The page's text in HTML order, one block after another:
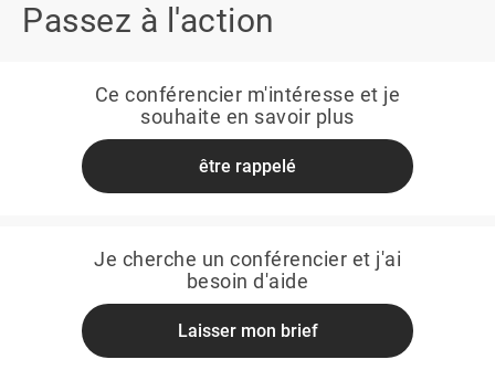
Passez à l'action
Ce conférencier m'intéresse et je
souhaite en savoir plus
être rappelé
Je cherche un conférencier et j'ai
besoin d'aide
Laisser mon brief